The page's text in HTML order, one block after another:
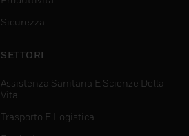
Sicurezza
SETTORI
Assistenza Sanitaria E Scienze Della
Vita
Trasporto E Logistica